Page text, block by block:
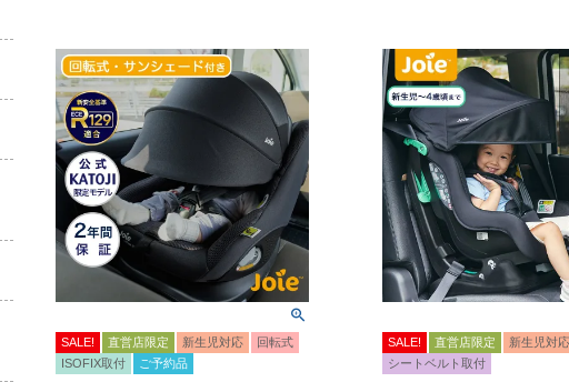
SALE! 直営店限定 新生児対応
回転式
ISOFIX取付
ご予約品
SALE! 直営店限定
新生児対応
シートベルト取付